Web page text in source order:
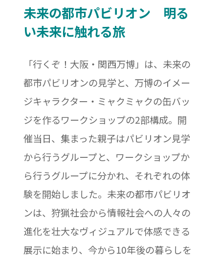
未来の都市パビリオン 明る
い未来に触れる旅
「行くぞ！大阪・関西万博」は、未来の
都市パビリオンの見学と、万博のイメー
ジキャラクター・ミャクミャクの缶バッ
ジを作るワークショップの2部構成。開
催当日、集まった親子はパビリオン見学
から行うグループと、ワークショップか
ら行うグループに分かれ、それぞれの体
験を開始しました。 未来の都市パビリオ
ンは、狩猟社会から情報社会への人々の
進化を壮大なヴィジュアルで体感できる
展示に始まり、今から10年後の暮らしを